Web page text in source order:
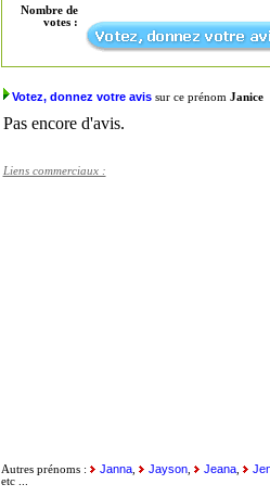
Nombre de
votes :
Votez, donnez votre avissur ce prénom Janice
Pas encore d'avis.
Liens commerciaux :
Autres prénoms : Janna, Jayson, Jeana,
etc ...